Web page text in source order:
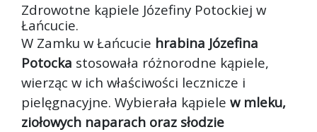
Zdrowotne kąpiele Józefiny Potockiej w
Łańcucie.
W Zamku w Łańcucie hrabina Józefina
Potocka stosowała różnorodne kąpiele,
wierząc w ich właściwości lecznicze i
pielęgnacyjne. Wybierała kąpiele w mleku,
ziołowych naparach oraz słodzie